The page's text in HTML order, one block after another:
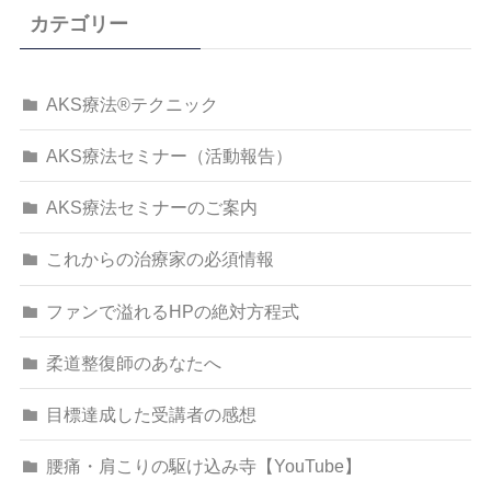
カテゴリー
AKS療法®テクニック
AKS療法セミナー（活動報告）
AKS療法セミナーのご案内
これからの治療家の必須情報
ファンで溢れるHPの絶対方程式
柔道整復師のあなたへ
目標達成した受講者の感想
腰痛・肩こりの駆け込み寺【YouTube】